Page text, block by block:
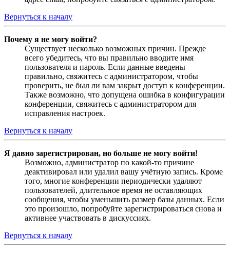
Вернуться к началу
Почему я не могу войти?
Существует несколько возможных причин. Прежде
всего убедитесь, что вы правильно вводите имя
пользователя и пароль. Если данные введены
правильно, свяжитесь с администратором, чтобы
проверить, не был ли вам закрыт доступ к конференции.
Также возможно, что допущена ошибка в конфигурации
конференции, свяжитесь с администратором для
исправления настроек.
Вернуться к началу
Я давно зарегистрирован, но больше не могу войти!
Возможно, администратор по какой-то причине
деактивировал или удалил вашу учётную запись. Кроме
того, многие конференции периодически удаляют
пользователей, длительное время не оставляющих
сообщения, чтобы уменьшить размер базы данных. Если
это произошло, попробуйте зарегистрироваться снова и
активнее участвовать в дискуссиях.
Вернуться к началу